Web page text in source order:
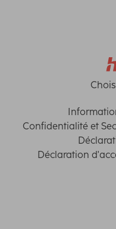
Confidentialité et
Déclaration